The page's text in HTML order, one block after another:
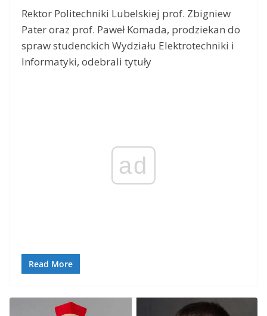
Rektor Politechniki Lubelskiej prof. Zbigniew
Pater oraz prof. Paweł Komada, prodziekan do
spraw studenckich Wydziału Elektrotechniki i
Informatyki, odebrali tytuły
ad
Read More